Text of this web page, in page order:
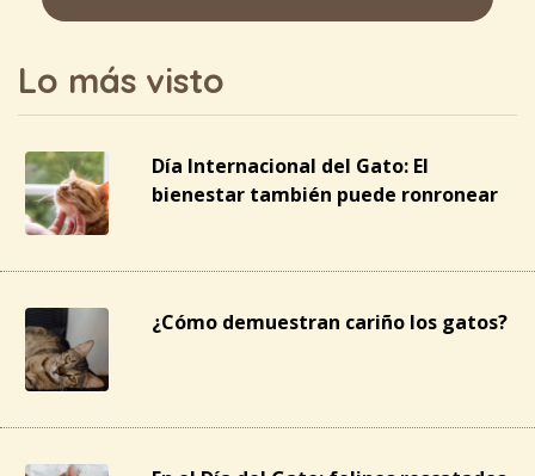
Lo más visto
Día Internacional del Gato: El
bienestar también puede ronronear
¿Cómo demuestran cariño los gatos?